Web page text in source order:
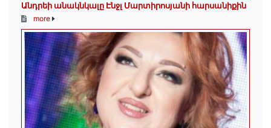
Անդրեի անակնկալը Էնջլ Մարտիրոսյանի հարսանիքին
more